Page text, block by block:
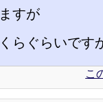
すが
らぐらいです
こ